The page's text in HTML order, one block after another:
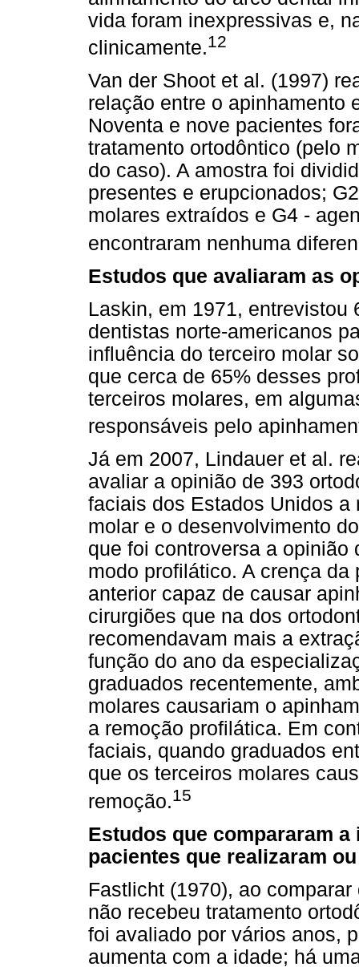
vida foram inexpressivas e,
clinicamente.12
Van der Shoot et al. (1997)
relação entre o apinhamento
Noventa e nove pacientes
tratamento ortodôntico (pelo
do caso). A amostra foi
presentes e erupcionados;
molares extraídos e G4 -
encontraram nenhuma
Estudos que avaliaram as
Laskin, em 1971, entrevistou
dentistas norte-americanos
influência do terceiro molar
que cerca de 65% desses
terceiros molares, em
responsáveis pelo
Já em 2007, Lindauer et al.
avaliar a opinião de 393
faciais dos Estados Unidos
molar e o desenvolvimento
que foi controversa a opinião
modo profilático. A crença
anterior capaz de causar
cirurgiões que na dos
recomendavam mais a
função do ano da
graduados recentemente,
molares causariam o
a remoção profilática. Em
faciais, quando graduados
que os terceiros molares
remoção.15
Estudos que compararam
pacientes que realizaram
Fastlicht (1970), ao
não recebeu tratamento
foi avaliado por vários anos,
aumenta com a idade; há